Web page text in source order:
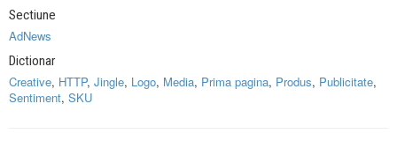
Sectiune
AdNews
Dictionar
Creative, HTTP, Jingle, Logo, Media, Prima pagina, Produs, Publicitate,
Sentiment, SKU